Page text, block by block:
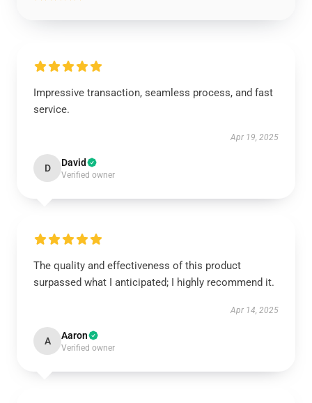
Impressive transaction, seamless process, and fast
service.
Apr 19, 2025
D David
Verified owner
The quality and effectiveness of this product
surpassed what I anticipated; I highly recommend it.
Apr 14, 2025
A Aaron
Verified owner